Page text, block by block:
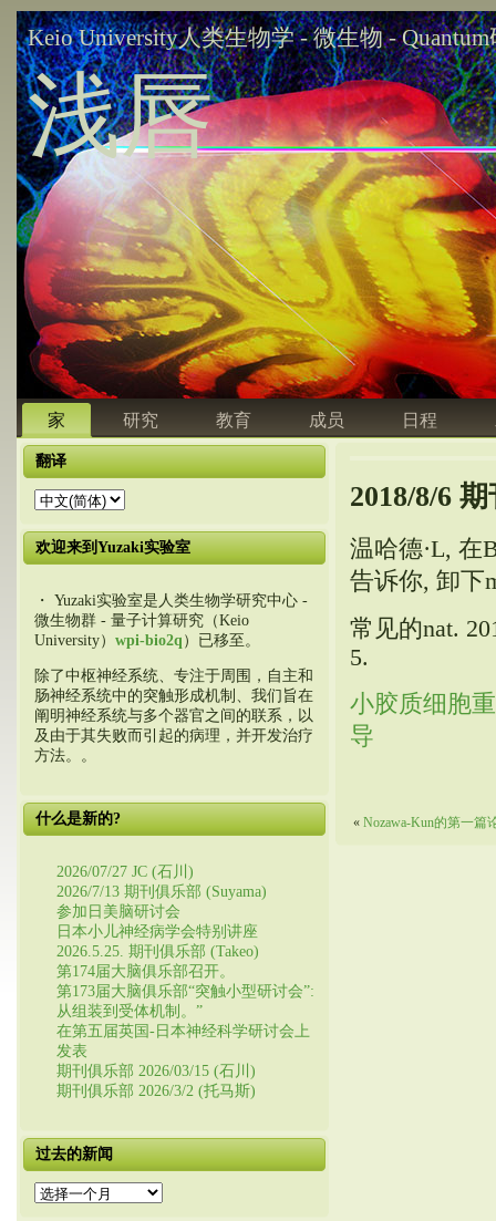
Keio University人类生物学 - 微生物 -
浅唇
家 研究 教育 成员 日程
翻译
欢迎来到Yuzaki实验室
・ Yuzaki实验室是人类生物学研究中心 -
微生物群 - 量子计算研究（Keio
University） wpi-bio2q ）已移至。
除了中枢神经系统、专注于周围，自主和
肠神经系统中的突触形成机制、我们旨在
阐明神经系统与多个器官之间的联系，以
及由于其失败而引起的病理，并开发治疗
方法。。
什么是新的?
2026/07/27 JC (石川)
2026/7/13 期刊俱乐部 (Suyama)
参加日美脑研讨会
日本小儿神经病学会特别讲座
2026.5.25. 期刊俱乐部 (Takeo)
第174届大脑俱乐部召开。
第173届大脑俱乐部“突触小型研讨会”:
从组装到受体机制。”
在第五届英国-日本神经科学研讨会上
发表
期刊俱乐部 2026/03/15 (石川)
期刊俱乐部 2026/3/2 (托马斯)
过去的新闻
过
2018/8/6
温哈德·L, 在
告诉你, 卸下
常见的nat.
5.
小胶质细胞
导
« Nozawa-Kun的第一篇